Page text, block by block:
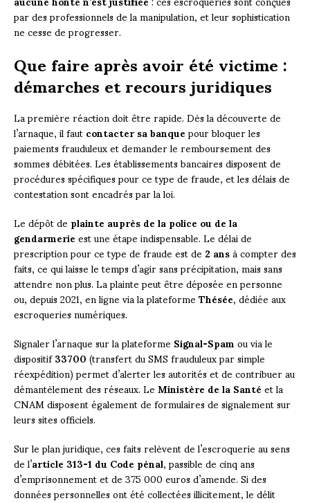
par des professionnels de la manipulation, et leur sophistication
ne cesse de progresser.
Que faire après avoir été victime :
démarches et recours juridiques
La première réaction doit être rapide. Dès la découverte de
l’arnaque, il fautcontacter sa banquepour bloquer les
paiements frauduleux et demander le remboursement des
sommes débitées. Les établissements bancaires disposent de
procédures spécifiques pour ce type de fraude, et les délais de
contestation sont encadrés par la loi.
Le dépôt deplainte auprès de la police ou de la
gendarmerieest une étape indispensable. Le délai de
prescription pour ce type de fraude est de2 ansà compter des
faits, ce qui laisse le temps d’agir sans précipitation, mais sans
attendre non plus. La plainte peut être déposée en personne
ou, depuis 2021, en ligne via la plateformeThésée, dédiée aux
escroqueries numériques.
Signaler l’arnaque sur la plateformeSignal-Spamou via le
dispositif33700(transfert du SMS frauduleux par simple
réexpédition) permet d’alerter les autorités et de contribuer au
démantèlement des réseaux. LeMinistère de la Santéet la
CNAM disposent également de formulaires de signalement sur
leurs sites officiels.
Sur le plan juridique, ces faits relèvent de l’escroquerie au sens
de l’article 313-1 du Code pénal, passible de cinq ans
d’emprisonnement et de 375 000 euros d’amende. Si des
données personnelles ont été collectées illicitement, le délit